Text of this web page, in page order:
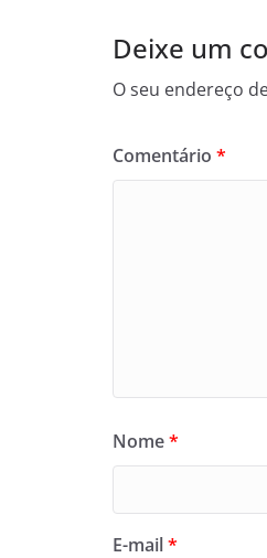
Deixe um
O seu endereço
Comentário *
Nome*
E-mail*